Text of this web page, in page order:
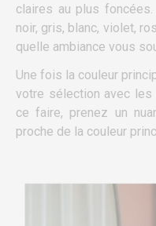
claires au plus foncées.
noir, gris, blanc, violet,
quelle ambiance vous
Une fois la couleur
votre sélection avec les
ce faire, prenez un
proche de la couleur